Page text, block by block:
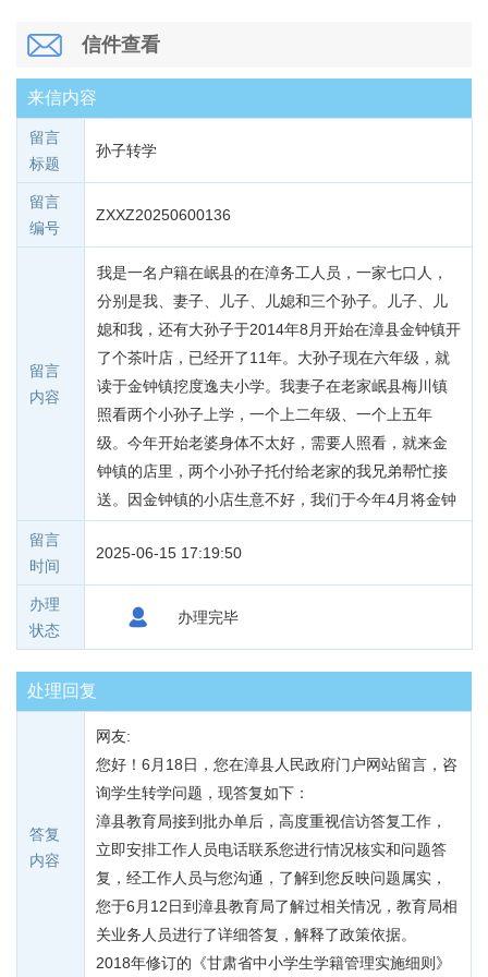
信件查看
来信内容
留言
标题
孙子转学
留言
编号
ZXXZ20250600136
留言
内容
我是一名户籍在岷县的在漳务工人员，一家七口人，
分别是我、妻子、儿子、儿媳和三个孙子。儿子、儿
媳和我，还有大孙子于2014年8月开始在漳县金钟镇开
了个茶叶店，已经开了11年。大孙子现在六年级，就
读于金钟镇挖度逸夫小学。我妻子在老家岷县梅川镇
照看两个小孙子上学，一个上二年级、一个上五年
级。今年开始老婆身体不太好，需要人照看，就来金
钟镇的店里，两个小孙子托付给老家的我兄弟帮忙接
送。因金钟镇的小店生意不好，我们于今年4月将金钟
一个店，因孩子上学是大事，我现在想把三个孩子都
转到漳县县城上学，方便我们照看，但我找县教育
局，教育局意思让我们的等到下学期开学以后再办理
读书，另外两个在老家岷县上学，比较远比较麻烦，
的手续办理完，开学娃直接入学，这样孙子们也能适
应。等到下学期办不了转学咋办？现在早早办理好，
下学期直接上不是更好吗？县教育局说现在办理不
了！我就想问现在办理不了，开学了假如也办理不
了，是不是把娃们的学习耽搁了？
留言
时间
2025-06-15 17:19:50
办理
状态
办理完毕
处理回复
答复
内容
网友:
您好！6月18日，您在漳县人民政府门户网站留言，咨
询学生转学问题，现答复如下：
漳县教育局接到批办单后，高度重视信访答复工作，
立即安排工作人员电话联系您进行情况核实和问题答
复，经工作人员与您沟通，了解到您反映问题属实，
您于6月12日到漳县教育局了解过相关情况，教育局相
关业务人员进行了详细答复，解释了政策依据。
2018年修订的《甘肃省中小学生学籍管理实施细则》